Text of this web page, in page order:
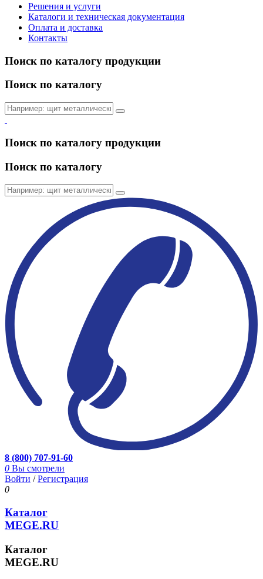
Решения и услуги
Каталоги и техническая документация
Оплата и доставка
Контакты
Поиск по каталогу продукции
Поиск по каталогу
Поиск по каталогу продукции
Поиск по каталогу
8 (800) 707-91-60
0 Вы смотрели
Войти /Регистрация
0
Каталог
MEGE.RU
Каталог
MEGE.RU